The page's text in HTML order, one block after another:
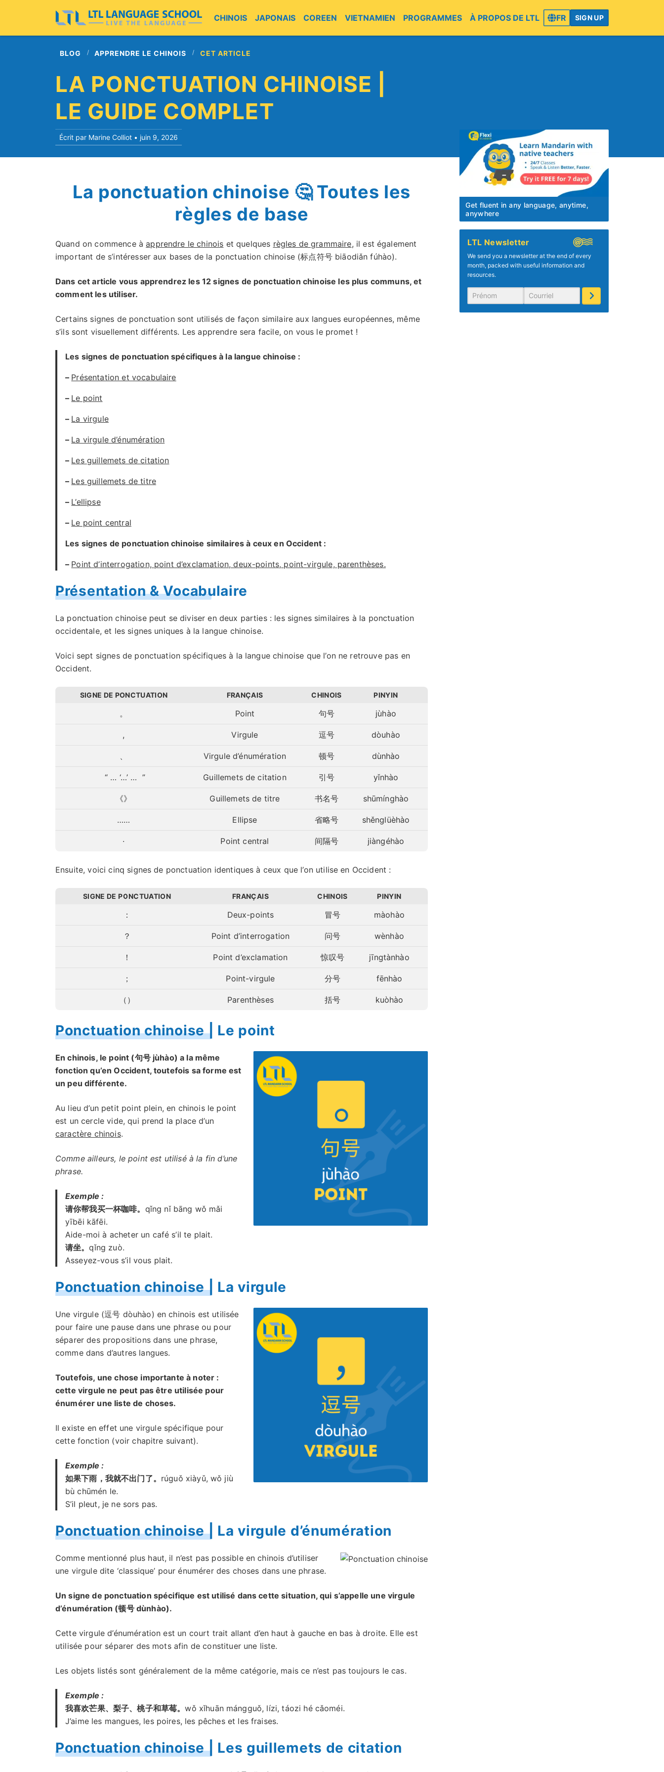
CHINOIS JAPONAIS COREEN VIETNAMIEN PROGRAMMES À PROPOS DE LTL FR SIGN UP
BLOG APPRENDRE LE CHINOIS CET ARTICLE
LA PONCTUATION CHINOISE |
LE GUIDE COMPLET
Écrit par Marine Colliot • juin 9, 2026
Get fluent in any language, anytime,
anywhere
LTL Newsletter
We send you a newsletter at the end of every
month, packed with useful information and
resources.
La ponctuation chinoise 🤔 Toutes les
règles de base
Quand on commence àapprendre le chinois et quelques règles de grammaire, il est également
important de s’intéresser aux bases de la ponctuation chinoise (标点符号 biāodiǎn fúhào).
Dans cet article vous apprendrez les 12 signes de ponctuation chinoise les plus communs, et
comment les utiliser.
Certains signes de ponctuation sont utilisés de façon similaire aux langues européennes, même
s’ils sont visuellement différents. Les apprendre sera facile, on vous le promet !
Les signes de ponctuation spécifiques à la langue chinoise :
– Présentation et vocabulaire
– Le point
– La virgule
– La virgule d’énumération
– Les guillemets de citation
– Les guillemets de titre
– L’ellipse
– Le point central
Les signes de ponctuation chinoise similaires à ceux en Occident :
– Point d’interrogation, point d’exclamation, deux-points, point-virgule, parenthèses.
Présentation & Vocabulaire
La ponctuation chinoise peut se diviser en deux parties : les signes similaires à la ponctuation
occidentale, et les signes uniques à la langue chinoise.
Voici sept signes de ponctuation spécifiques à la langue chinoise que l’on ne retrouve pas en
Occident.
SIGNE DE PONCTUATION FRANÇAIS CHINOIS PINYIN
。 Point 句号 jùhào
, Virgule 逗号 dòuhào
、 Virgule d’énumération 顿号 dùnhào
“ … ‘…’ … ” Guillemets de citation 引号 yǐnhào
《》 Guillemets de titre 书名号 shūmínghào
…… Ellipse 省略号 shěnglüèhào
· Point central 间隔号 jiàngéhào
Ensuite, voici cinq signes de ponctuation identiques à ceux que l’on utilise en Occident :
SIGNE DE PONCTUATION FRANÇAIS CHINOIS PINYIN
： Deux-points 冒号 màohào
？ Point d’interrogation 问号 wènhào
！ Point d’exclamation 惊叹号 jīngtànhào
； Point-virgule 分号 fēnhào
（） Parenthèses 括号 kuòhào
Ponctuation chinoise | Le point
En chinois, le point (句号 jùhào) a la même
fonction qu’en Occident, toutefois sa forme est
un peu différente.
Au lieu d’un petit point plein, en chinois le point
est un cercle vide, qui prend la place d’un
caractère chinois.
Comme ailleurs, le point est utilisé à la fin d’une
phrase.
Exemple :
请你帮我买一杯咖啡。 qǐng nǐ bāng wǒ mǎi
yībēi kāfēi.
Aide-moi à acheter un café s’il te plait.
请坐。qǐng zuò.
Asseyez-vous s’il vous plait.
Ponctuation chinoise | La virgule
Une virgule (逗号 dòuhào) en chinois est utilisée
pour faire une pause dans une phrase ou pour
séparer des propositions dans une phrase,
comme dans d’autres langues.
Toutefois, une chose importante à noter :
cette virgule ne peut pas être utilisée pour
énumérer une liste de choses.
Il existe en effet une virgule spécifique pour
cette fonction (voir chapitre suivant).
Exemple :
如果下雨，我就不出门了。 rúguǒ xiàyǔ, wǒ jiù
bù chūmén le.
S’il pleut, je ne sors pas.
Ponctuation chinoise | La virgule d’énumération
Comme mentionné plus haut, il n’est pas possible en chinois d’utiliser
une virgule dite ‘classique’ pour énumérer des choses dans une phrase.
Un signe de ponctuation spécifique est utilisé dans cette situation, qui s’appelle une virgule
d’énumération (顿号 dùnhào).
Cette virgule d’énumération est un court trait allant d’en haut à gauche en bas à droite. Elle est
utilisée pour séparer des mots afin de constituer une liste.
Les objets listés sont généralement de la même catégorie, mais ce n’est pas toujours le cas.
Exemple :
我喜欢芒果、梨子、桃子和草莓。wǒ xǐhuān mángguǒ, lízi, táozi hé cǎoméi.
J’aime les mangues, les poires, les pêches et les fraises.
Ponctuation chinoise | Les guillemets de citation